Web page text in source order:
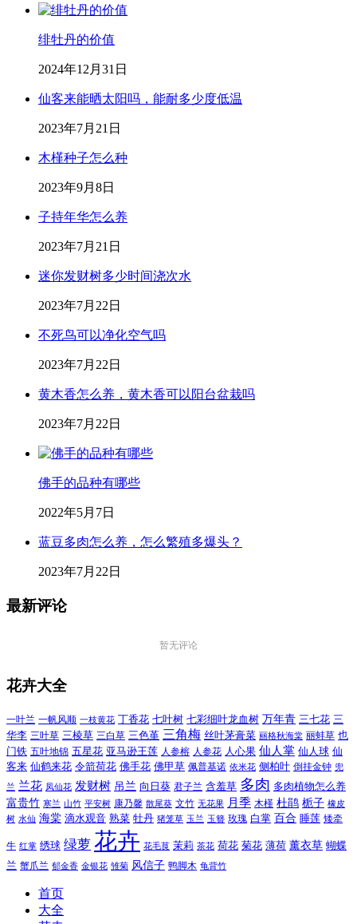
绯牡丹的价值
2024年12月31日
仙客来能晒太阳吗，能耐多少度低温
2023年7月21日
木槿种子怎么种
2023年9月8日
子持年华怎么养
2023年7月21日
迷你发财树多少时间浇次水
2023年7月22日
不死鸟可以净化空气吗
2023年7月22日
黄木香怎么养，黄木香可以阳台盆栽吗
2023年7月22日
佛手的品种有哪些
2022年5月7日
蓝豆多肉怎么养，怎么繁殖多爆头？
2023年7月22日
最新评论
暂无评论
花卉大全
一叶兰 一帆风顺 一枝黄花 丁香花 七叶树 七彩细叶龙血树 万年青 三七花 三
华李 三叶草 三棱草 三白草 三色堇 三角梅 丝叶茅膏菜 丽格秋海棠 丽蚌草 也
门铁 五叶地锦 五星花 亚马逊王莲 人参榕 人参花 人心果 仙人掌 仙人球 仙
客来 仙鹤来花 令箭荷花 佛手花 佛甲草 佩普基诺 依米花 侧柏叶 倒挂金钟 兜
兰 兰花 凤仙花 发财树 吊兰 向日葵 君子兰 含羞草 多肉 多肉植物怎么养
富贵竹 寒兰 山竹 平安树 康乃馨 散尾葵 文竹 无花果 月季 木槿 杜鹃 栀子 橡皮
树 水仙 海棠 滴水观音 熟菜 牡丹 猪笼草 玉兰 玉簪 玫瑰 白掌 百合 睡莲 矮牵
牛 红掌 绣球 绿萝 花卉 花毛茛 茉莉 茶花 荷花 菊花 薄荷 薰衣草 蝴蝶
兰 蟹爪兰 郁金香 金银花 雏菊 风信子 鸭脚木 龟背竹
首页
大全